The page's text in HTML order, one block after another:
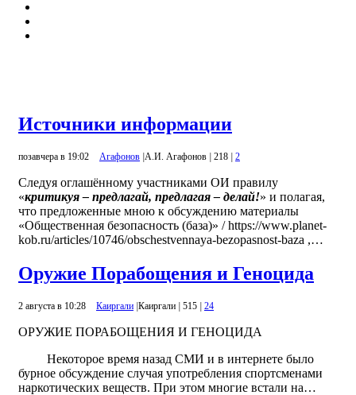
Источники информации
позавчера в 19:02 Агафонов |А.И. Агафонов | 218 | 2
Следуя оглашённому участниками ОИ правилу
«критикуя – предлагай, предлагая – делай!» и полагая,
что предложенные мною к обсуждению материалы
«Общественная безопасность (база)» / https://www.planet-
kob.ru/articles/10746/obschestvennaya-bezopasnost-baza ,…
Оружие Порабощения и Геноцида
2 августа в 10:28 Каиргали |Каиргали | 515 | 24
ОРУЖИЕ ПОРАБОЩЕНИЯ И ГЕНОЦИДА
Некоторое время назад СМИ и в интернете было
бурное обсуждение случая употребления спортсменами
наркотических веществ. При этом многие встали на…